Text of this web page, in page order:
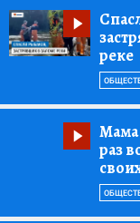
реке
раз